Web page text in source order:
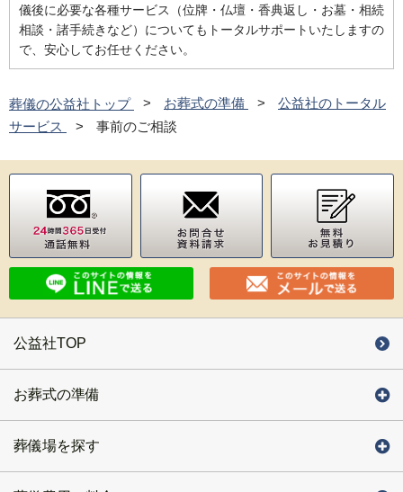
儀後に必要な各種サービス（位牌・仏壇・香典返し・お墓・相続
相談・諸手続きなど）についてもトータルサポートいたしますの
で、安心してお任せください。
葬儀の公益社トップ お葬式の準備
公益社のトータル
サービス
事前のご相談
公益社TOP
お葬式の準備
葬儀場を探す